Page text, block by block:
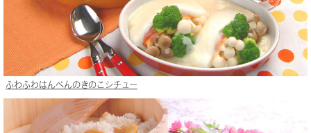
ふわふわはんぺんのきのこシチュー